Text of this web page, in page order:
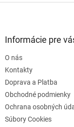
Informácie pre
O nás
Kontakty
Doprava a Platba
Obchodné podmienky
Ochrana osobných
Súbory Cookies